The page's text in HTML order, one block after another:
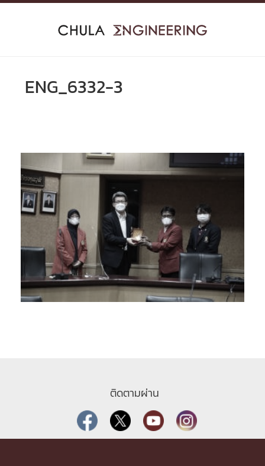
Skip
ENG_6332-3
ติดตามผ่าน